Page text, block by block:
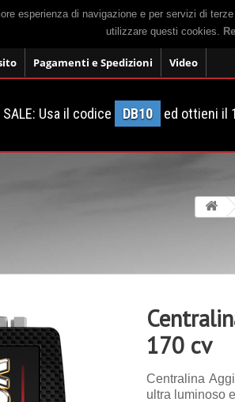
esperienza di navigazione e per servizi di
utilizzare questi cookies.
Pagamenti e Spedizioni Video
SALE: Usa il codice DB10 ed ottieni il
170 cv
Centralina
ultra luminoso